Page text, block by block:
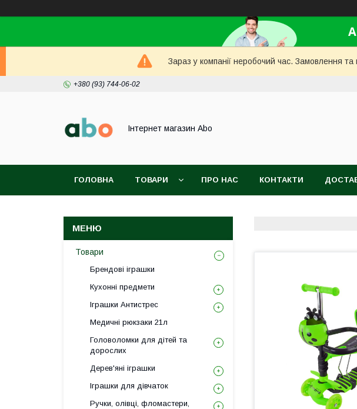
Зараз у компанії неробочий час. Замовлення
+380 (93) 744-06-02
Інтернет магазин Abo
ГОЛОВНА ТОВАРИ ПРО НАС КОНТАКТИ
Товари
Брендові іграшки
Кухонні предмети
Іграшки Антистрес
Медичні рюкзаки 21л
Головоломки для дітей та
дорослих
Дерев'яні іграшки
Іграшки для дівчаток
Ручки, олівці, фломастери,